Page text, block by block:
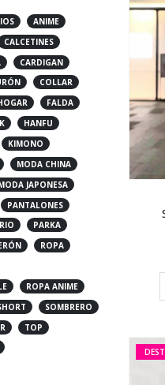
ANIME
CALCETINES
CARDIGAN
COLLAR
FALDA
HANFU
KIMONO
MODA CHINA
JAPONESA
PANTALONES
PARKA
ROPA
ROPA ANIME
SOMBRERO
TOP